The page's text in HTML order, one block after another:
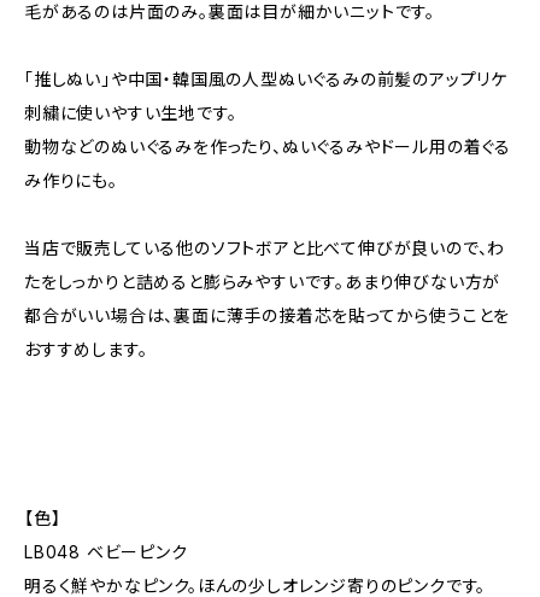
毛があるのは片面のみ。裏面は目が細かいニットです。
「推しぬい」や中国・韓国風の人型ぬいぐるみの前髪のアップリケ
刺繍に使いやすい生地です。
動物などのぬいぐるみを作ったり、ぬいぐるみやドール用の着ぐる
み作りにも。
当店で販売している他のソフトボアと比べて伸びが良いので、わ
たをしっかりと詰めると膨らみやすいです。あまり伸びない方が
都合がいい場合は、裏面に薄手の接着芯を貼ってから使うことを
おすすめします。
【色】
LB048 ベビーピンク
明るく鮮やかなピンク。ほんの少しオレンジ寄りのピンクです。